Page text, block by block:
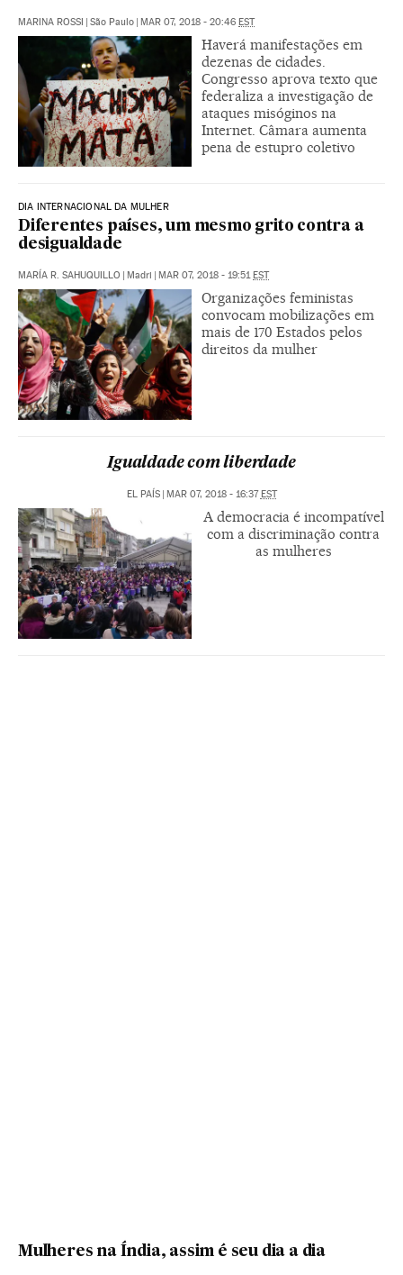
MARINA ROSSI | São Paulo | MAR 07, 2018 - 20:46 EST
Haverá manifestações em
dezenas de cidades.
Congresso aprova texto que
federaliza a investigação de
ataques misóginos na
Internet. Câmara aumenta
pena de estupro coletivo
DIA INTERNACIONAL DA MULHER
Diferentes países, um mesmo grito contra a
desigualdade
MARÍA R. SAHUQUILLO | Madri | MAR 07, 2018 - 19:51EST
Organizações feministas
convocam mobilizações em
mais de 170 Estados pelos
direitos da mulher
Igualdade com liberdade
EL PAÍS | MAR 07, 2018 - 16:37EST
A democracia é incompatível
com a discriminação contra
as mulheres
Mulheres na Índia, assim é seu dia a dia